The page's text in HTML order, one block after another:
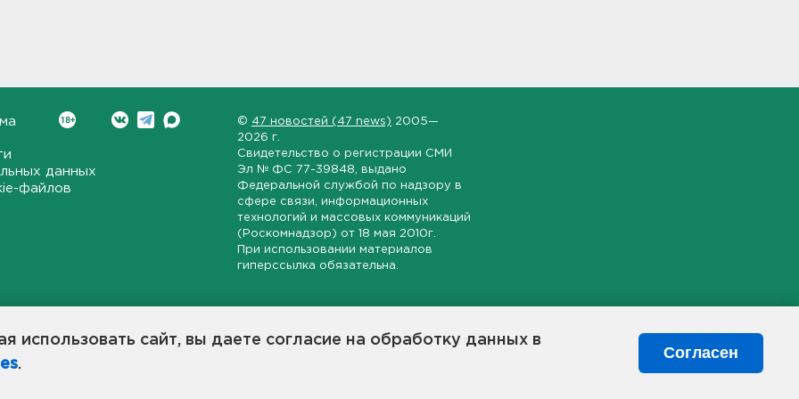
использовать сайт, вы даете согласие на обработку данных в
.
Согласен
данных
файлов
© 47 новостей (47 news) 2005—
2026 г.
Свидетельство о регистрации СМИ
Эл № ФС 77-39848 , выдано
Федеральной службой по надзору в
сфере связи, информационных
технологий и массовых коммуникаций
(Роскомнадзор) от 18 мая 2010г.
При использовании материалов
гиперссылка обязательна.
области, экономической и инвестиционной активности в регионе.
станет популярной и конструктивной площадкой для свободного
в 47-м регионе России.